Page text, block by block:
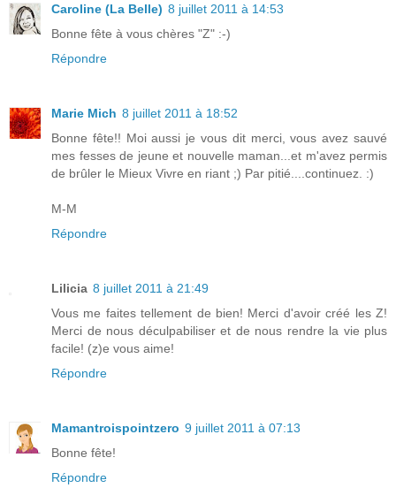
Caroline (La Belle) 8 juillet 2011 à 14:53
Bonne fête à vous chères "Z" :-)
Répondre
Marie Mich 8 juillet 2011 à 18:52
Bonne fête!! Moi aussi je vous dit merci, vous avez sauvé
mes fesses de jeune et nouvelle maman...et m'avez permis
de brûler le Mieux Vivre en riant ;) Par pitié....continuez. :)
M-M
Répondre
Lilicia 8 juillet 2011 à 21:49
Vous me faites tellement de bien! Merci d'avoir créé les Z!
Merci de nous déculpabiliser et de nous rendre la vie plus
facile! (z)e vous aime!
Répondre
Mamantroispointzero 9 juillet 2011 à 07:13
Bonne fête!
Répondre